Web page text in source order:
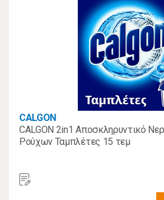
CALGON
CALGON 2in1 Αποσκληρυντικό
Ρούχων Ταμπλέτες 15 τεμ